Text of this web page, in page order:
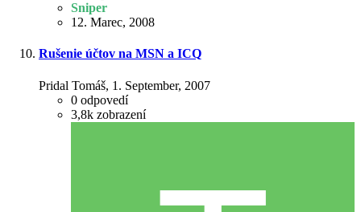
Sniper
12. Marec, 2008
Rušenie účtov na MSN a ICQ
Pridal Tomáš, 1. September, 2007
0 odpovedí
3,8k zobrazení